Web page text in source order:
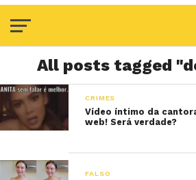
All posts tagged
CRIMES
Vídeo íntimo da
web! Será verdade?
FALSO